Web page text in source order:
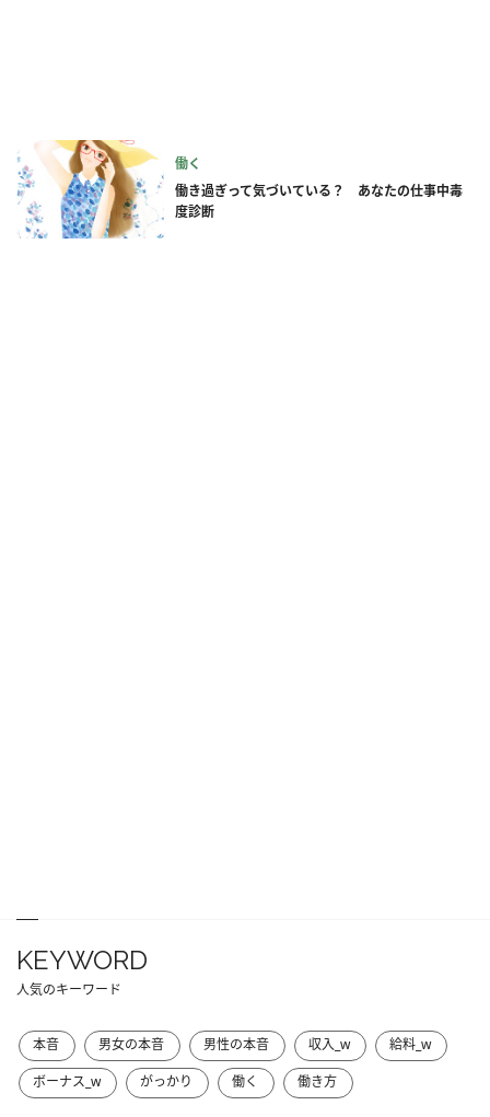
働く
働き過ぎって気づいている？ あなたの仕事中毒
度診断
KEYWORD
人気のキーワード
本音 男女の本音 男性の本音 収入_w
給料_w
ボーナス_w
がっかり 働く 働き方